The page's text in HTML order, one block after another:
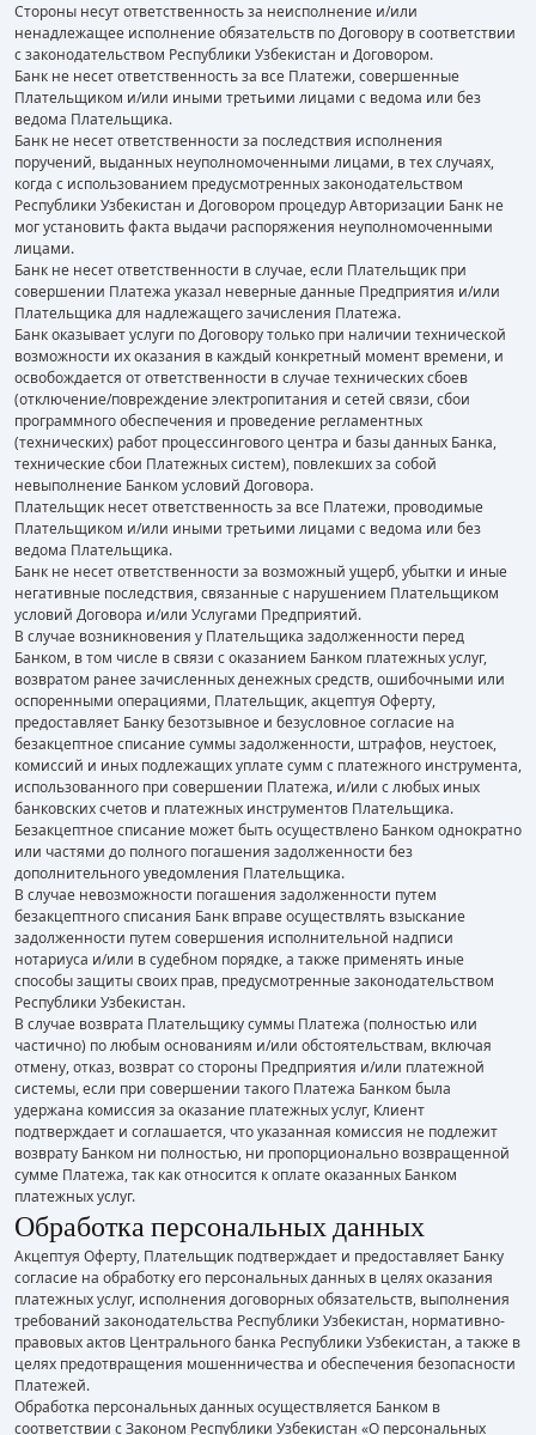
Стороны несут ответственность за неисполнение и/или
ненадлежащее исполнение обязательств по Договору в соответствии
с законодательством Республики Узбекистан и Договором.
Банк не несет ответственность за все Платежи, совершенные
Плательщиком и/или иными третьими лицами с ведома или без
ведома Плательщика.
Банк не несет ответственности за последствия исполнения
поручений, выданных неуполномоченными лицами, в тех случаях,
когда с использованием предусмотренных законодательством
Республики Узбекистан и Договором процедур Авторизации Банк не
мог установить факта выдачи распоряжения неуполномоченными
лицами.
Банк не несет ответственности в случае, если Плательщик при
совершении Платежа указал неверные данные Предприятия и/или
Плательщика для надлежащего зачисления Платежа.
Банк оказывает услуги по Договору только при наличии технической
возможности их оказания в каждый конкретный момент времени, и
освобождается от ответственности в случае технических сбоев
(отключение/повреждение электропитания и сетей связи, сбои
программного обеспечения и проведение регламентных
(технических) работ процессингового центра и базы данных Банка,
технические сбои Платежных систем), повлекших за собой
невыполнение Банком условий Договора.
Плательщик несет ответственность за все Платежи, проводимые
Плательщиком и/или иными третьими лицами с ведома или без
ведома Плательщика.
Банк не несет ответственности за возможный ущерб, убытки и иные
негативные последствия, связанные с нарушением Плательщиком
условий Договора и/или Услугами Предприятий.
В случае возникновения у Плательщика задолженности перед
Банком, в том числе в связи с оказанием Банком платежных услуг,
возвратом ранее зачисленных денежных средств, ошибочными или
оспоренными операциями, Плательщик, акцептуя Оферту,
предоставляет Банку безотзывное и безусловное согласие на
безакцептное списание суммы задолженности, штрафов, неустоек,
комиссий и иных подлежащих уплате сумм с платежного инструмента,
использованного при совершении Платежа, и/или с любых иных
банковских счетов и платежных инструментов Плательщика.
Безакцептное списание может быть осуществлено Банком однократно
или частями до полного погашения задолженности без
дополнительного уведомления Плательщика.
В случае невозможности погашения задолженности путем
безакцептного списания Банк вправе осуществлять взыскание
задолженности путем совершения исполнительной надписи
нотариуса и/или в судебном порядке, а также применять иные
способы защиты своих прав, предусмотренные законодательством
Республики Узбекистан.
В случае возврата Плательщику суммы Платежа (полностью или
частично) по любым основаниям и/или обстоятельствам, включая
отмену, отказ, возврат со стороны Предприятия и/или платежной
системы, если при совершении такого Платежа Банком была
удержана комиссия за оказание платежных услуг, Клиент
подтверждает и соглашается, что указанная комиссия не подлежит
возврату Банком ни полностью, ни пропорционально возвращенной
сумме Платежа, так как относится к оплате оказанных Банком
платежных услуг.
Обработка персональных данных
Акцептуя Оферту, Плательщик подтверждает и предоставляет Банку
согласие на обработку его персональных данных в целях оказания
платежных услуг, исполнения договорных обязательств, выполнения
требований законодательства Республики Узбекистан, нормативно-
правовых актов Центрального банка Республики Узбекистан, а также в
целях предотвращения мошенничества и обеспечения безопасности
Платежей.
Обработка персональных данных осуществляется Банком в
соответствии с Законом Республики Узбекистан «О персональных